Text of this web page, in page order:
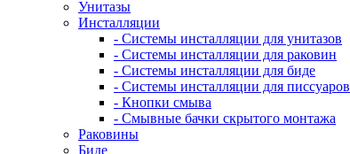
Унитазы
Инсталляции
- Системы инсталляции для унитазов
- Системы инсталляции для раковин
- Системы инсталляции для биде
- Системы инсталляции для писсуаров
- Кнопки смыва
- Смывные бачки скрытого монтажа
Раковины
Биде